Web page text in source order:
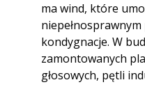
ma wind, które
kondygnacje. W
zamontowanych
głosowych, pętli